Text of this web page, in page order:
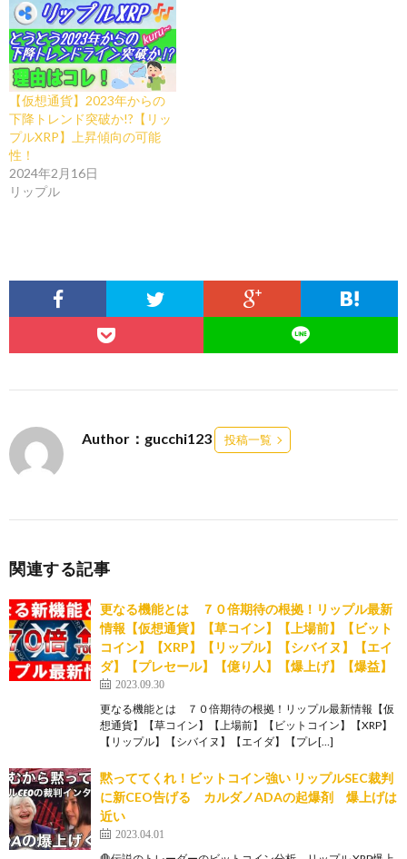
【仮想通貨】2023年からの
下降トレンド突破か!?【リッ
プルXRP】上昇傾向の可能
性！
2024年2月16日
リップル
Author：gucchi123 投稿一覧
関連する記事
更なる機能とは ７０倍期待の根拠！リップル最新
情報【仮想通貨】【草コイン】【上場前】【ビット
コイン】【XRP】【リップル】【シバイヌ】【エイ
ダ】【プレセール】【億り人】【爆上げ】【爆益】
2023.09.30
更なる機能とは ７０倍期待の根拠！リップル最新情報【仮
想通貨】【草コイン】【上場前】【ビットコイン】【XRP】
【リップル】【シバイヌ】【エイダ】【プレ[…]
黙っててくれ！ビットコイン強い リップルSEC裁判
に新CEO告げる カルダノADAの起爆剤 爆上げは
近い
2023.04.01